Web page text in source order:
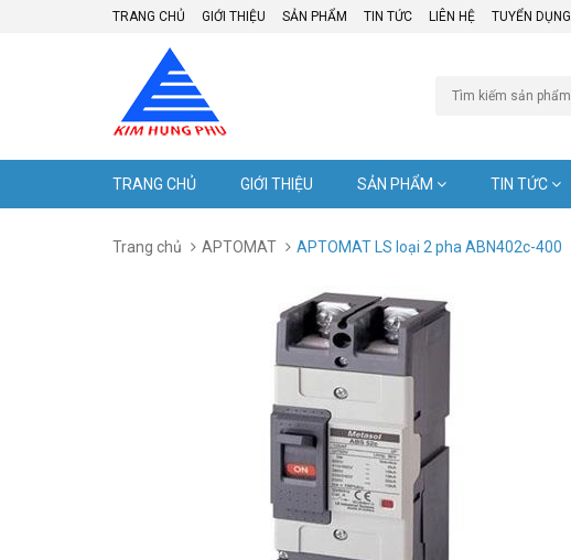
TRANG CHỦ GIỚI THIỆU SẢN PHẨM TIN TỨC LIÊN HỆ TUYỂN DỤNG
TRANG CHỦ GIỚI THIỆU SẢN PHẨM TIN TỨC
Trang chủ APTOMAT APTOMAT LS loại 2 pha ABN402c-400